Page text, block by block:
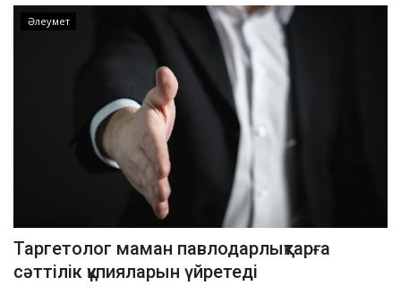
Әлеумет
Таргетолог маман павлодарлықтарға
сәттілік құпияларын үйретеді